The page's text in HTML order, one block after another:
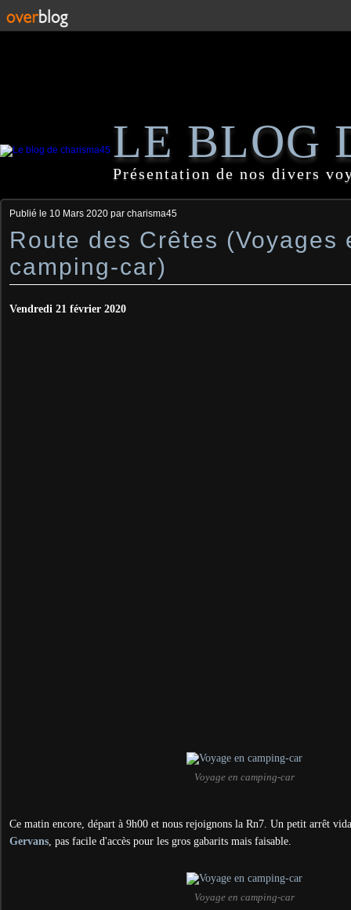
LE BLOG
Présentation de nos divers
Publié le 10 Mars 2020 par charisma45
Route des Crêtes (Voyages
camping-car)
Vendredi 21 février 2020
Voyage en camping-car
Ce matin encore, départ à 9h00 et nous rejoignons la Rn7. Un petit arrêt
Gervans, pas facile d'accès pour les gros gabarits mais faisable.
Voyage en camping-car